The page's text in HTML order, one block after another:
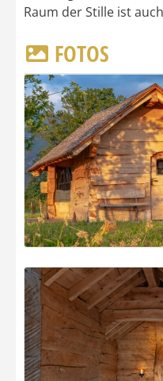
Raum der Stille ist
FOTOS